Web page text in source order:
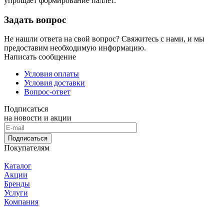
Задать вопрос
Не нашли ответа на свой вопрос? Свяжитесь с нами, и мы
предоставим необходимую информацию.
Написать сообщение
Условия оплаты
Условия доставки
Вопрос-ответ
Подписаться
на новости и акции
Подписаться
Покупателям
Каталог
Акции
Бренды
Услуги
Компания